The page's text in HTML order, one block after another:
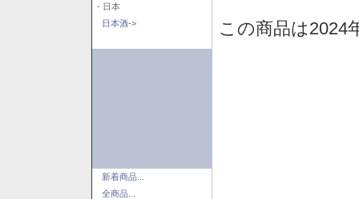
- 日本
日本酒->
新着商品...
全商品...
この商品は2024